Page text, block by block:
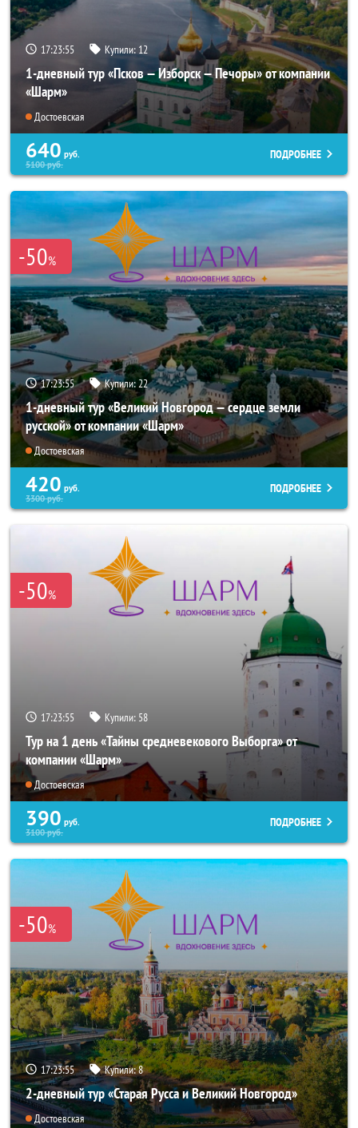
17:23:54 Купили: 12
1-дневный тур «Псков — Изборск — Печоры» от компании
«Шарм»
Достоевская
640 руб.
5100руб.
ПОДРОБНЕЕ
-50%
17:23:54 Купили: 22
1-дневный тур «Великий Новгород — сердце земли
русской» от компании «Шарм»
Достоевская
420 руб.
3300руб.
ПОДРОБНЕЕ
-50%
17:23:54 Купили: 58
Тур на 1 день «Тайны средневекового Выборга» от
компании «Шарм»
Достоевская
390 руб.
3100руб.
ПОДРОБНЕЕ
-50%
17:23:54 Купили:8
2-дневный тур «Старая Русса и Великий Новгород»
Достоевская